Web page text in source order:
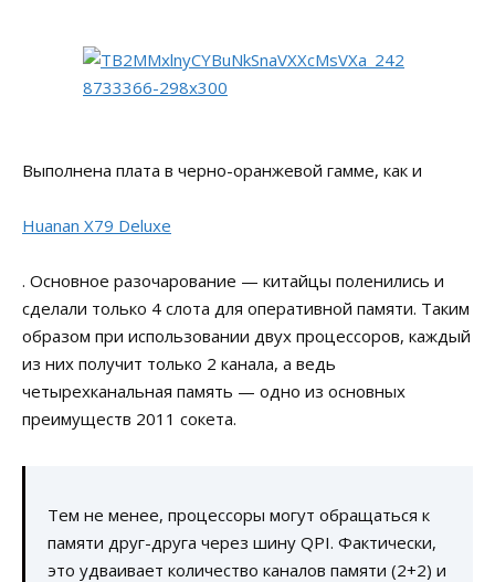
Выполнена плата в черно-оранжевой гамме, как и
Huanan X79 Deluxe
. Основное разочарование — китайцы поленились и
сделали только 4 слота для оперативной памяти. Таким
образом при использовании двух процессоров, каждый
из них получит только 2 канала, а ведь
четырехканальная память — одно из основных
преимуществ 2011 сокета.
Тем не менее, процессоры могут обращаться к
памяти друг-друга через шину QPI. Фактически,
это удваивает количество каналов памяти (2+2) и